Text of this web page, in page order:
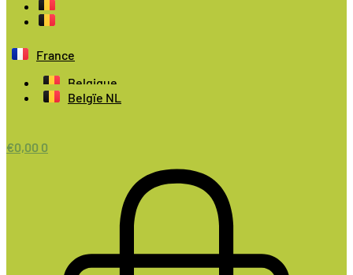
France
Belgique
Belgïe NL
€0,00 0